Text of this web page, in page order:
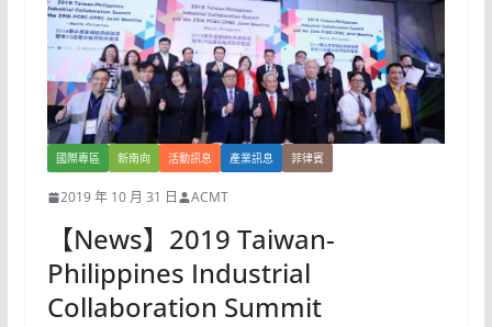
國際專區 新南向 活動訊息 產業訊息 菲律賓
2019 年 10 月 31 日 ACMT
【News】2019 Taiwan-
Philippines Industrial
Collaboration Summit